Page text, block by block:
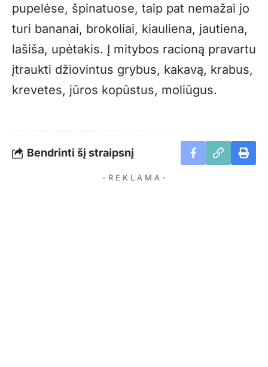
pupelėse, špinatuose, taip pat nemažai jo
turi bananai, brokoliai, kiauliena, jautiena,
lašiša, upėtakis. Į mitybos racioną pravartu
įtraukti džiovintus grybus, kakavą, krabus,
krevetes, jūros kopūstus, moliūgus.
Bendrinti šį straipsnį
- R E K L A M A -